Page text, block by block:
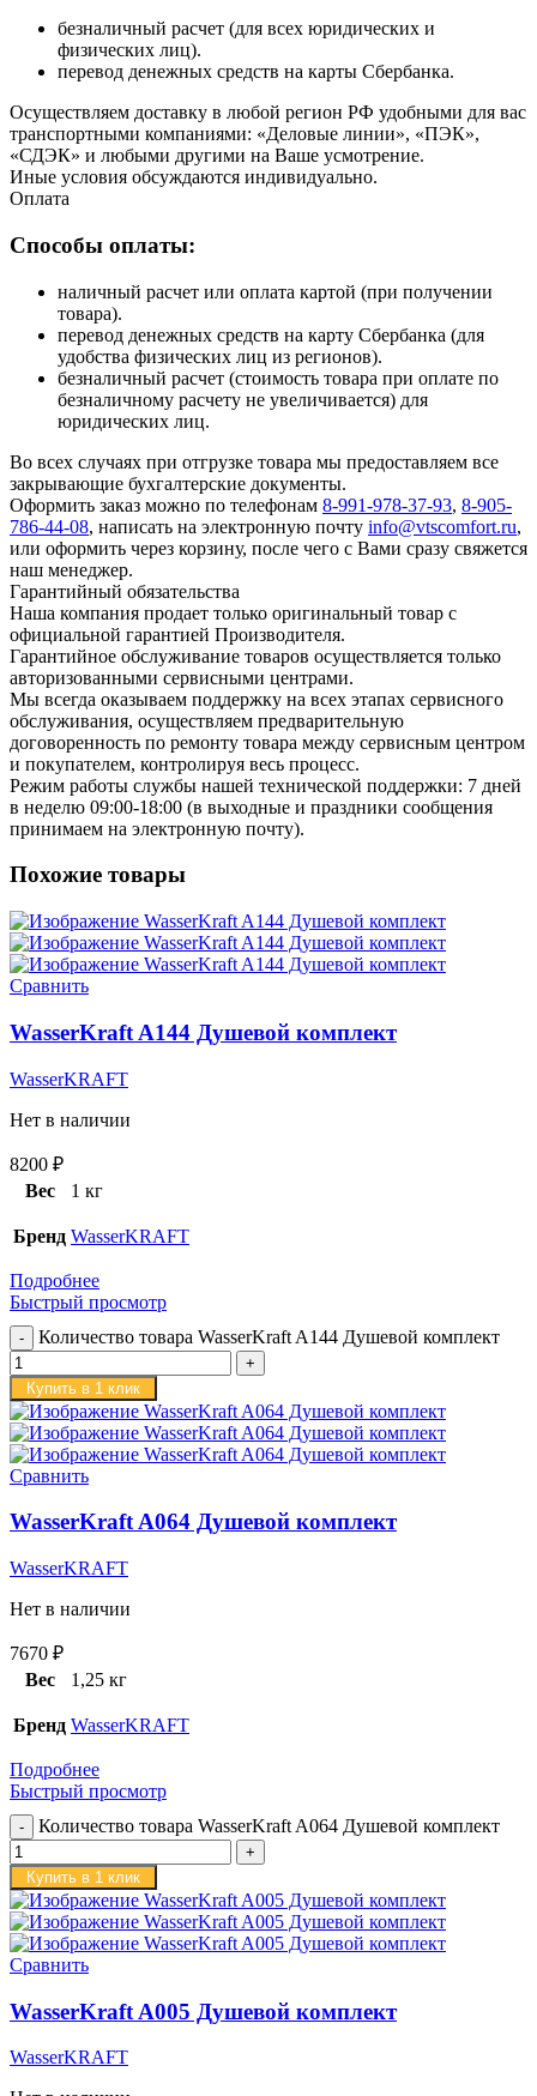
безналичный расчет (для всех юридических и
физических лиц).
перевод денежных средств на карты Сбербанка.
Осуществляем доставку в любой регион РФ удобными для вас
транспортными компаниями: «Деловые линии», «ПЭК»,
«СДЭК» и любыми другими на Ваше усмотрение.
Иные условия обсуждаются индивидуально.
Оплата
Способы оплаты:
наличный расчет или оплата картой (при получении
товара).
перевод денежных средств на карту Сбербанка (для
удобства физических лиц из регионов).
безналичный расчет (стоимость товара при оплате по
безналичному расчету не увеличивается) для
юридических лиц.
Во всех случаях при отгрузке товара мы предоставляем все
закрывающие бухгалтерские документы.
Оформить заказ можно по телефонам 8-991-978-37-93, 8-905-
786-44-08, написать на электронную почту info@vtscomfort.ru,
или оформить через корзину, после чего с Вами сразу свяжется
наш менеджер.
Гарантийный обязательства
Наша компания продает только оригинальный товар с
официальной гарантией Производителя.
Гарантийное обслуживание товаров осуществляется только
авторизованными сервисными центрами.
Мы всегда оказываем поддержку на всех этапах сервисного
обслуживания, осуществляем предварительную
договоренность по ремонту товара между сервисным центром
и покупателем, контролируя весь процесс.
Режим работы службы нашей технической поддержки: 7 дней
в неделю 09:00-18:00 (в выходные и праздники сообщения
принимаем на электронную почту).
Похожие товары
Сравнить
WasserKraft A144 Душевой комплект
WasserKRAFT
Нет в наличии
8200 ₽
Вес
1 кг
Бренд WasserKRAFT
Подробнее
Быстрый просмотр
Количество товара WasserKraft A144 Душевой комплект
Купить в 1 клик
Сравнить
WasserKraft A064 Душевой комплект
WasserKRAFT
Нет в наличии
7670 ₽
Вес
1,25 кг
Бренд WasserKRAFT
Подробнее
Быстрый просмотр
Количество товара WasserKraft A064 Душевой комплект
Купить в 1 клик
Сравнить
WasserKraft A005 Душевой комплект
WasserKRAFT